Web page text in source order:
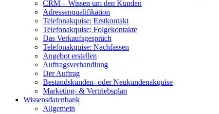
CRM – Wissen um den Kunden
Adressenqualifikation
Telefonakquise: Erstkontakt
Telefonakquise: Folgekontakte
Das Verkaufsgespräch
Telefonakquise: Nachfassen
Angebot erstellen
Auftragsverhandlung
Der Auftrag
Bestandskunden- oder Neukundenakquise
Marketing- & Vertriebsplan
Wissensdatenbank
Allgemein